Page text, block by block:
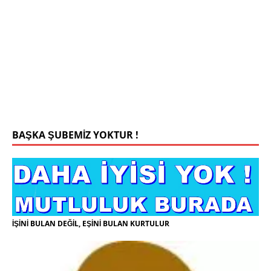
BAŞKA ŞUBEMİZ YOKTUR !
İŞİNİ BULAN DEĞİL, EŞİNİ BULAN KURTULUR